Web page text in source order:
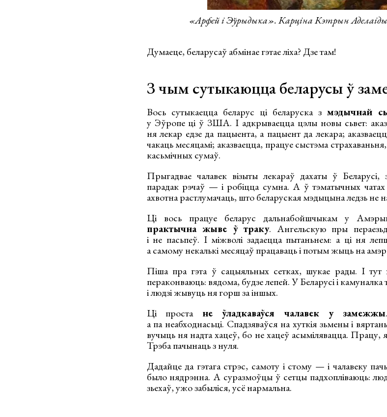
«Арфей і Эўрыдыка». Карціна Кэтрын
Думаеце, беларусаў абмінае гэтае ліха? Дзе там!
З чым сутыкаюцца беларусы ў
Вось сутыкаецца беларус ці беларуска змэдычнай
у Эўропе ці ў ЗША. І адкрываецца цэлы новы сьвет:
ня лекар едзе да пацыента, а пацыент да лекара;
чакаць месяцамі; аказваецца, працуе сыстэма
касьмічных сумаў.
Прыгадвае чалавек візыты лекараў дахаты ў Беларусі,
парадак рэчаў — і робіцца сумна. А ў тэматычных чатах
ахвотна растлумачаць, што беларуская мэдыцына ледзь не
Ці вось працуе беларус дальнабойшчыкам у
практычна жыве ў траку. Ангельскую пры
і не пасьпеў. І міжволі задаецца пытаньнем: а ці ня
а самому некалькі месяцаў працаваць і потым жыць на
Піша пра гэта ў сацыяльных сетках, шукае рады. І тут
пераконваюць: вядома, будзе лепей. У Беларусі і
і людзі жывуць ня горш за іншых.
Ці проста не ўладкаваўся чалавек у замежжы
а па неабходнасьці. Спадзяваўся на хуткія зьмены і
вучыць ня надта хацеў, бо не хацеў асымілявацца.
Трэба пачынаць з нуля.
Дадайце да гэтага стрэс, самоту і стому — і чалавеку
было нядрэнна. А суразмоўцы ў сетцы падхопліваюць:
зьехаў, ужо забыліся, усё нармальна.